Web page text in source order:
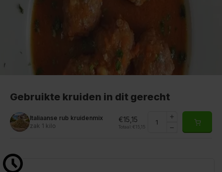
Gebruikte kruiden in dit gerecht
Italiaanse rub kruidenmix
zak 1 kilo
€15,15
Totaal: €15,15